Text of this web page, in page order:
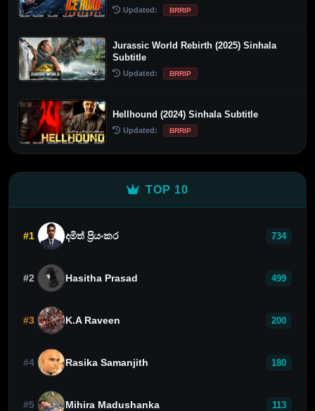
Updated: BRRIP
Jurassic World Rebirth (2025) Sinhala
Subtitle
Updated: BRRIP
Hellhound (2024) Sinhala Subtitle
Updated: BRRIP
TOP 10
#1 දමිත් ප්‍රියංකර 734
#2 Hasitha Prasad 499
#3 K.A Raveen 200
#4 Rasika Samanjith 180
#5 Mihira Madushanka 113